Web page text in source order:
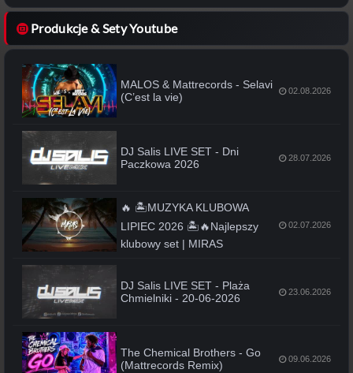
Produkcje & Sety Youtube
MALOS & Mattrecords - Selavi
(C’est la vie)
02.08.2026
DJ Salis LIVE SET - Dni
Paczkowa 2026
28.07.2026
🔥 🏝️MUZYKA KLUBOWA
LIPIEC 2026 🏝️🔥Najlepszy
klubowy set | MIRAS
02.07.2026
DJ Salis LIVE SET - Plaża
Chmielniki - 20-06-2026
23.06.2026
The Chemical Brothers - Go
(Mattrecords Remix)
09.06.2026